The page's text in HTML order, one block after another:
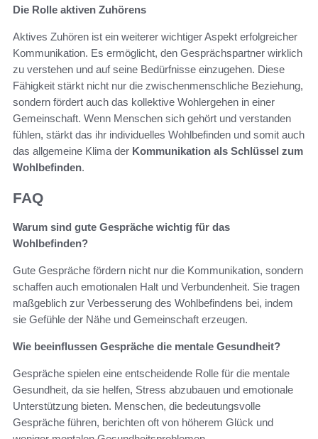
Die Rolle aktiven Zuhörens
Aktives Zuhören ist ein weiterer wichtiger Aspekt erfolgreicher
Kommunikation. Es ermöglicht, den Gesprächspartner wirklich
zu verstehen und auf seine Bedürfnisse einzugehen. Diese
Fähigkeit stärkt nicht nur die zwischenmenschliche Beziehung,
sondern fördert auch das kollektive Wohlergehen in einer
Gemeinschaft. Wenn Menschen sich gehört und verstanden
fühlen, stärkt das ihr individuelles Wohlbefinden und somit auch
das allgemeine Klima der Kommunikation als Schlüssel zum
Wohlbefinden.
FAQ
Warum sind gute Gespräche wichtig für das
Wohlbefinden?
Gute Gespräche fördern nicht nur die Kommunikation, sondern
schaffen auch emotionalen Halt und Verbundenheit. Sie tragen
maßgeblich zur Verbesserung des Wohlbefindens bei, indem
sie Gefühle der Nähe und Gemeinschaft erzeugen.
Wie beeinflussen Gespräche die mentale Gesundheit?
Gespräche spielen eine entscheidende Rolle für die mentale
Gesundheit, da sie helfen, Stress abzubauen und emotionale
Unterstützung bieten. Menschen, die bedeutungsvolle
Gespräche führen, berichten oft von höherem Glück und